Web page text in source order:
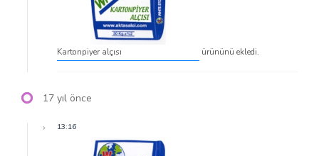
Kartonpiyer alçısı ürününü ekledi.
17 yıl önce
13:16